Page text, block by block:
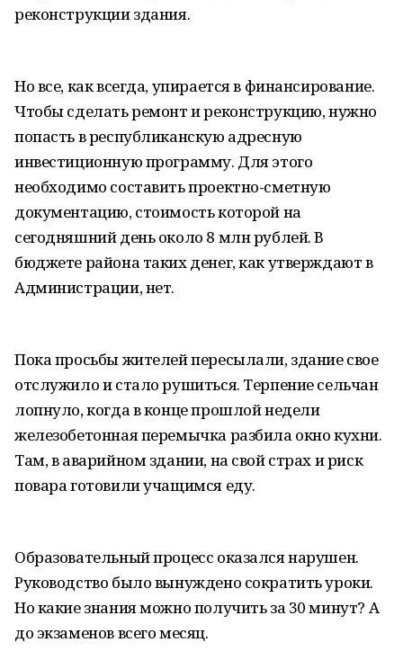
реконструкции здания.
Но все, как всегда, упирается в финансирование.
Чтобы сделать ремонт и реконструкцию, нужно
попасть в республиканскую адресную
инвестиционную программу. Для этого
необходимо составить проектно-сметную
документацию, стоимость которой на
сегодняшний день около 8 млн рублей. В
бюджете района таких денег, как утверждают в
Администрации, нет.
Пока просьбы жителей пересылали, здание свое
отслужило и стало рушиться. Терпение сельчан
лопнуло, когда в конце прошлой недели
железобетонная перемычка разбила окно кухни.
Там, в аварийном здании, на свой страх и риск
повара готовили учащимся еду.
Образовательный процесс оказался нарушен.
Руководство было вынуждено сократить уроки.
Но какие знания можно получить за 30 минут? А
до экзаменов всего месяц.